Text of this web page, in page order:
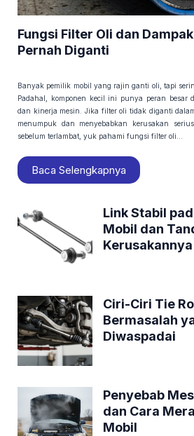
Fungsi Filter Oli dan
Pernah Diganti
Banyak pemilik mobil yang rajin ganti oli, tapi
Padahal, komponen kecil ini punya peran besar
dan kinerja mesin. Jika filter oli tidak diganti
menumpuk dan menyebabkan kerusakan
sebelum terlambat, yuk pahami fungsi filter oli...
Baca Selengkapnya
Link Stabil
Mobil dan
Kerusakannya
Ciri-Ciri Tie
Bermasalah
Diwaspadai
Penyebab
dan Cara
Mobil